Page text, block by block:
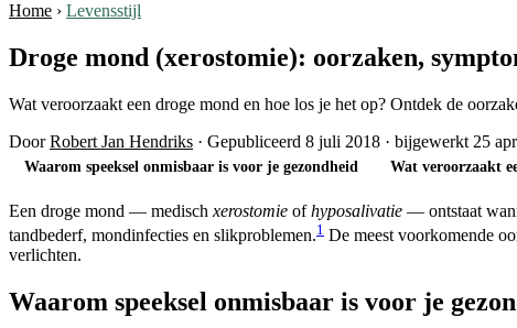
Home › Levensstijl
Droge mond (xerostomie): oorzaken,
Wat veroorzaakt een droge mond en hoe los je het op? Ontdek de
DoorRobert Jan Hendriks · Gepubliceerd 8 juli 2018 · bijgewerkt 25
Waarom speeksel onmisbaar is voor je gezondheid Wat veroorzaakt
Een droge mond — medisch xerostomie ofhyposalivatie — ontstaat
tandbederf, mondinfecties en slikproblemen.1 De meest voorkomende
verlichten.
Waarom speeksel onmisbaar is voor je